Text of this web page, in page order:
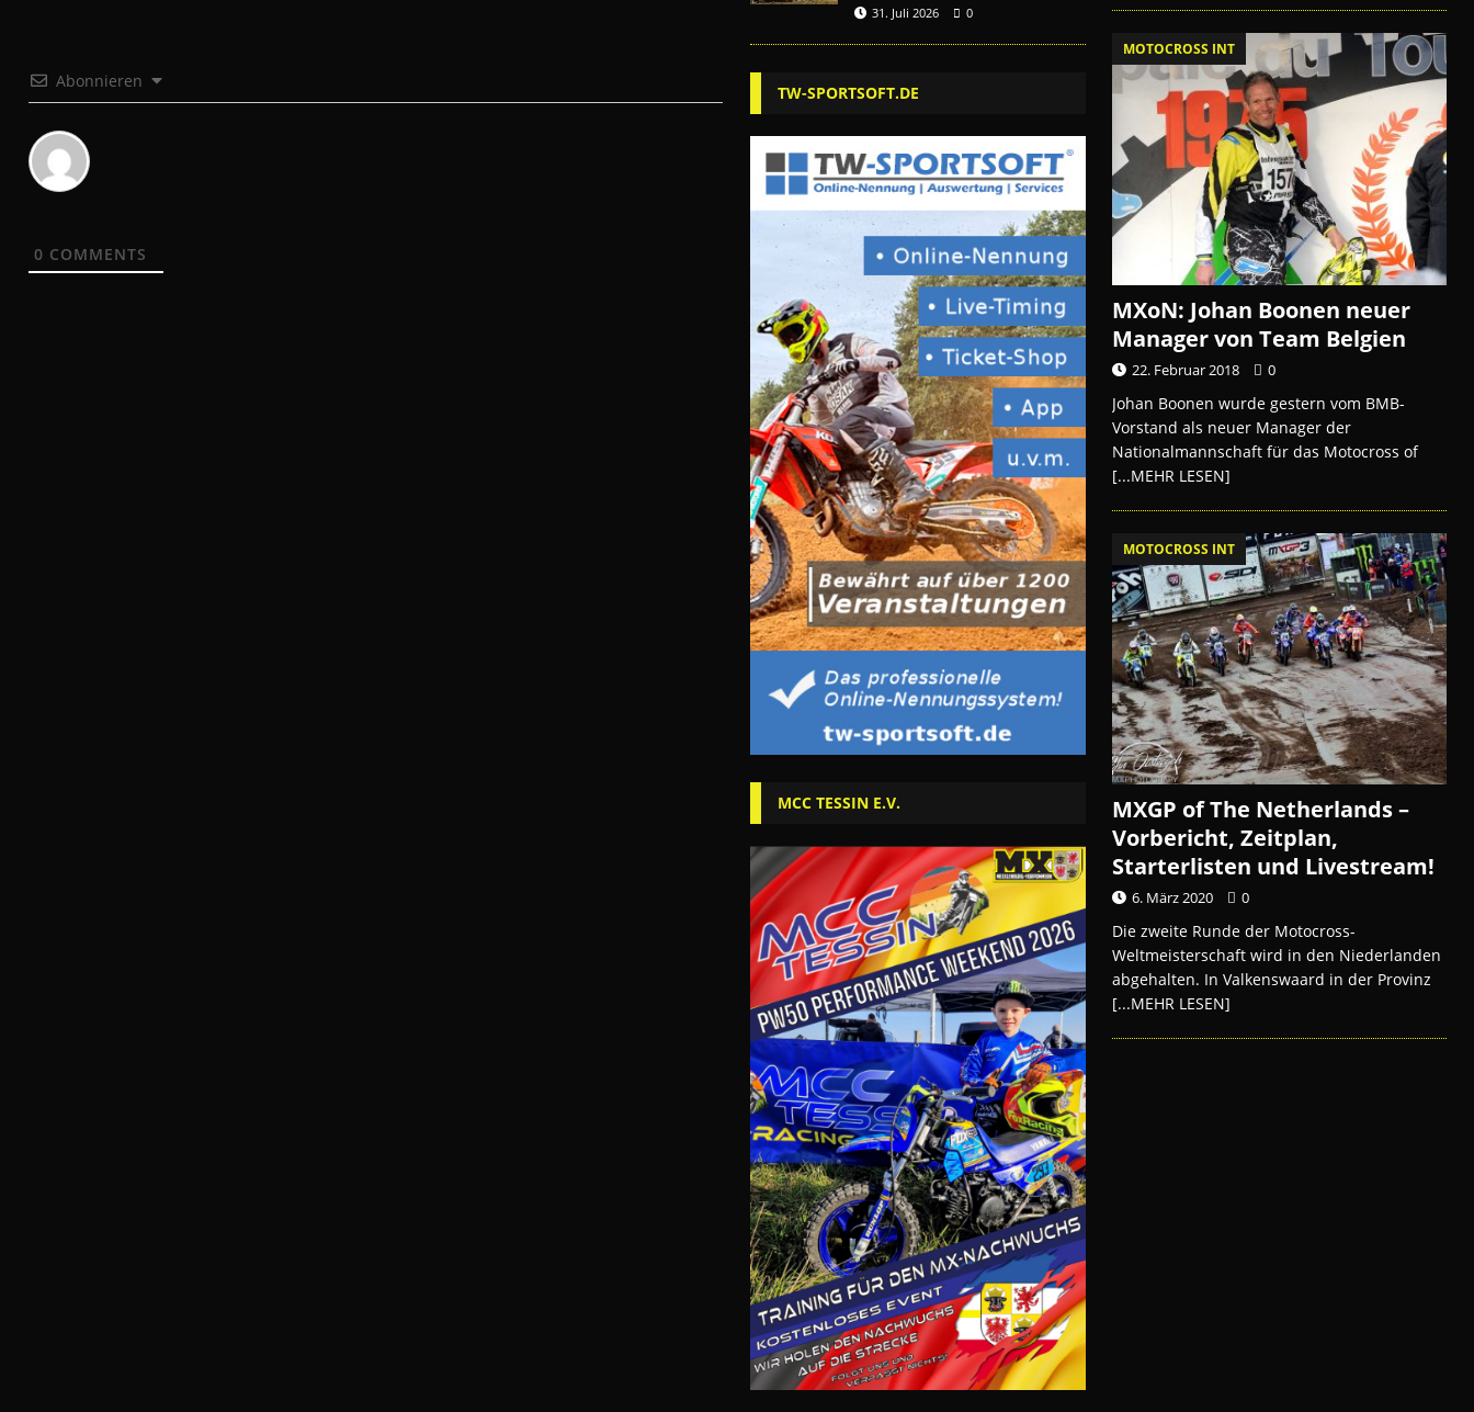
Abonnieren
0 COMMENTS
31. Juli 2026 0
TW-SPORTSOFT.DE
MCC TESSIN E.V.
MOTOCROSS INT
MXoN: Johan Boonen neuer
Manager von Team Belgien
22. Februar 2018 0
Johan Boonen wurde gestern vom BMB-
Vorstand als neuer Manager der
Nationalmannschaft für das Motocross of
[...MEHR LESEN]
MOTOCROSS INT
MXGP of The Netherlands –
Vorbericht, Zeitplan,
Starterlisten und Livestream!
6. März 2020 0
Die zweite Runde der Motocross-
Weltmeisterschaft wird in den Niederlanden
abgehalten. In Valkenswaard in der Provinz
[...MEHR LESEN]